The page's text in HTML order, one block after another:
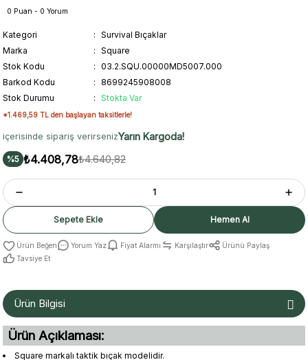
0 Puan - 0 Yorum
Kategori
Survival Bıçaklar
Marka
Square
Stok Kodu
03.2.SQU.00000MD5007.000
Barkod Kodu
8699245908008
Stok Durumu
Stokta Var
*1.469,59 TL den başlayan taksitlerle!
içerisinde sipariş verirsenizYarın Kargoda!
%5 ₺4.408,78₺4.640,82
Sepete Ekle Hemen Al
Yorum Yaz Fiyat Alarmı Karşılaştır
Ürünü Paylaş
Tavsiye Et
Ürün Bilgisi
Ürün Açıklaması:
Square markalı taktik bıçak modelidir.